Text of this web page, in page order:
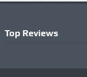
Top Reviews